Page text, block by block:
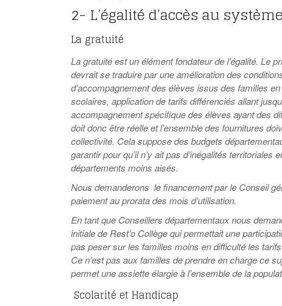
2- L’égalité d’accès au
La gratuité
La gratuité est un élément fondateur de l’égalité. Le
devrait se traduire par une amélioration des
d’accompagnement des élèves issus des familles
scolaires, application de tarifs différenciés allant
accompagnement spécifique des élèves ayant des
doit donc être réelle et l’ensemble des fournitures
collectivité. Cela suppose des budgets
garantir pour qu’il n’y ait pas d’inégalités
départements moins aisés.
Nous demanderons le financement par le Conseil
paiement au prorata des mois d’utilisation.
En tant que Conseillers départementaux nous
initiale de Rest’o Collège qui permettait une
pas peser sur les familles moins en difficulté les
Ce n’est pas aux familles de prendre en charge ce
permet une assiette élargie à l’ensemble de la
Scolarité et Handicap